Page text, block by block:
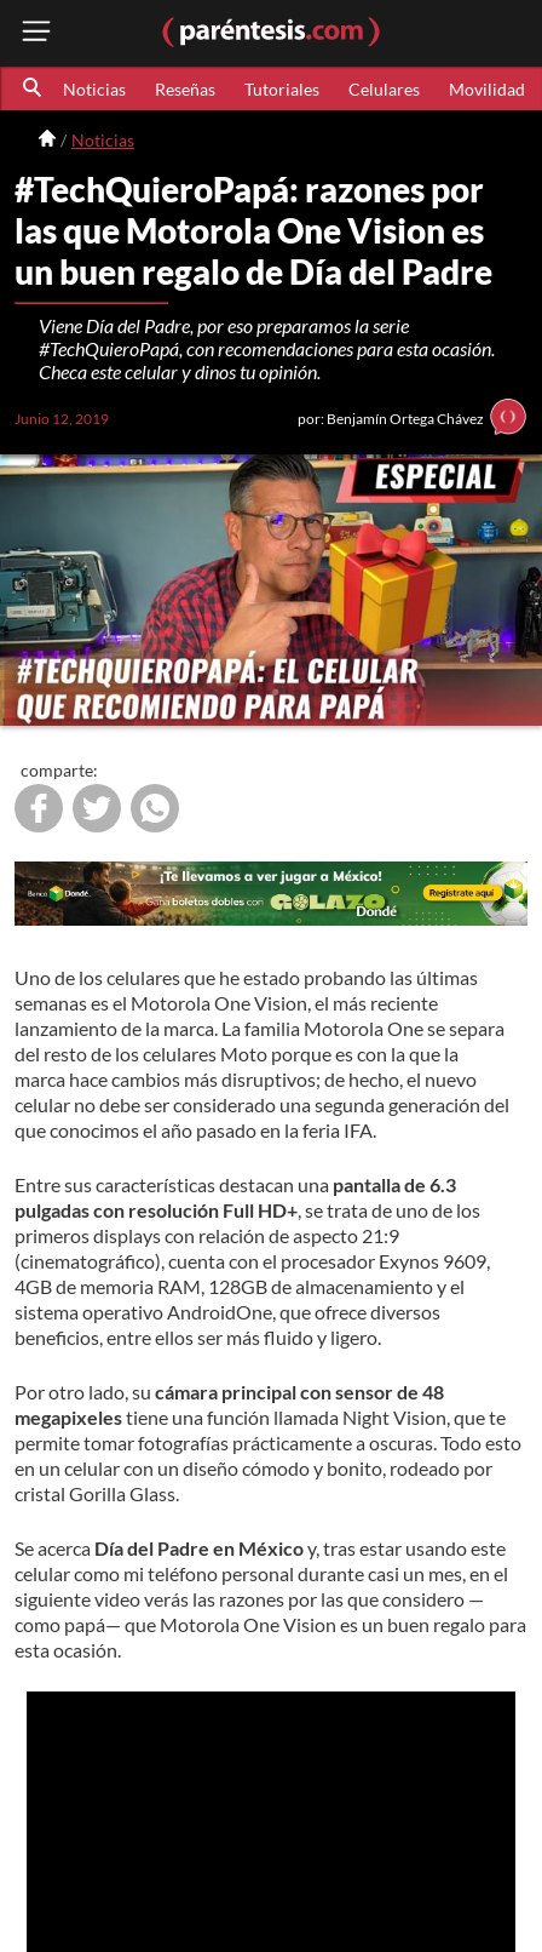
Noticias Reseñas Tutoriales Celulares Movilidad
Noticias
#TechQuieroPapá: razones por
las que Motorola One Vision es
un buen regalo de Día del Padre
Viene Día del Padre, por eso preparamos la serie
#TechQuieroPapá, con recomendaciones para esta ocasión.
Checa este celular y dinos tu opinión.
Junio 12, 2019 por: Benjamín Ortega Chávez
comparte:
Uno de los celulares que he estado probando las últimas
semanas es el Motorola One Vision, el más reciente
lanzamiento de la marca. La familia Motorola One se separa
del resto de los celulares Moto porque es con la que la
marca hace cambios más disruptivos; de hecho, el nuevo
celular no debe ser considerado una segunda generación del
que conocimos el año pasado en la feria IFA.
Entre sus características destacan una pantalla de 6.3
pulgadas con resolución Full HD+ , se trata de uno de los
primeros displays con relación de aspecto 21:9
(cinematográfico), cuenta con el procesador Exynos 9609,
4GB de memoria RAM, 128GB de almacenamiento y el
sistema operativo AndroidOne, que ofrece diversos
beneficios, entre ellos ser más fluido y ligero.
Por otro lado, su cámara principal con sensor de 48
megapixelestiene una función llamada Night Vision, que te
permite tomar fotografías prácticamente a oscuras. Todo esto
en un celular con un diseño cómodo y bonito, rodeado por
cristal Gorilla Glass.
Se acerca Día del Padre en Méxicoy, tras estar usando este
celular como mi teléfono personal durante casi un mes, en el
siguiente video verás las razones por las que considero —
como papá— que Motorola One Vision es un buen regalo para
esta ocasión.